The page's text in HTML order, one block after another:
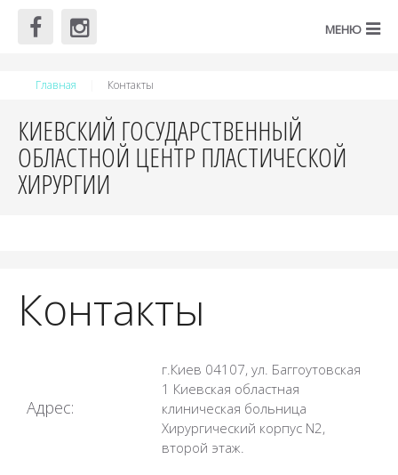
Главная Контакты
КИЕВСКИЙ ГОСУДАРСТВЕННЫЙ
ОБЛАСТНОЙ ЦЕНТР ПЛАСТИЧЕСКОЙ
ХИРУРГИИ
Контакты
Адрес:
г.Киев 04107, ул. Баггоутовская
1 Киевская областная
клиническая больница
Хирургический корпус N2,
второй этаж.